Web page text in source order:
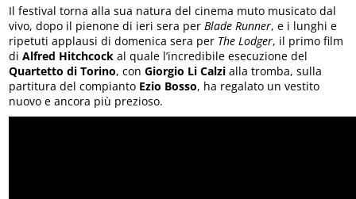
Il festival torna alla sua natura del cinema muto musicato dal
vivo, dopo il pienone di ieri sera perBlade Runner, e i lunghi e
ripetuti applausi di domenica sera per The Lodger, il primo film
diAlfred Hitchcock al quale l’incredibile esecuzione del
Quartetto di Torino, con Giorgio Li Calzi alla tromba, sulla
partitura del compianto Ezio Bosso, ha regalato un vestito
nuovo e ancora più prezioso.